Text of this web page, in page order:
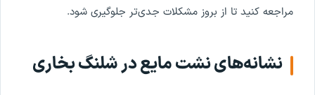
مراجعه کنید تا از بروز مشکلات جدی‌تر جلوگیری شود.
نشانه‌های نشت مایع در شلنگ بخاری